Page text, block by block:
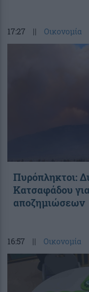
17:27 || Οικονομία
Πυρόπληκτοι:
Κατσαφάδου
αποζημιώσεων
16:57 || Οικονομία